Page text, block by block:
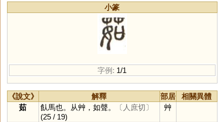
小篆
字例: 1/1
《說文》 解釋 部居
相關異體
茹
飤馬也。从艸，如聲。
〔人庶切〕
(25 / 19)
艸